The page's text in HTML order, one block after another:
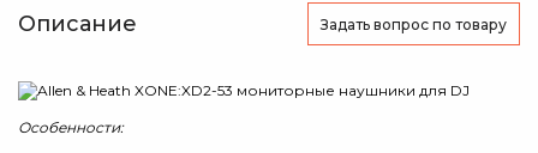
Описание Задать вопрос по товару
Особенности: